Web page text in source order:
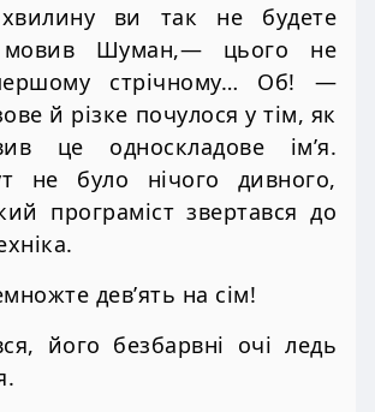
ви так не будете
Шуман,— цього не
стрічному… Об! —
й різке почулося у тім, як
це односкладове ім’я.
не було нічого дивного,
програміст звертався до
дев’ять на сім!
його безбарвні очі ледь